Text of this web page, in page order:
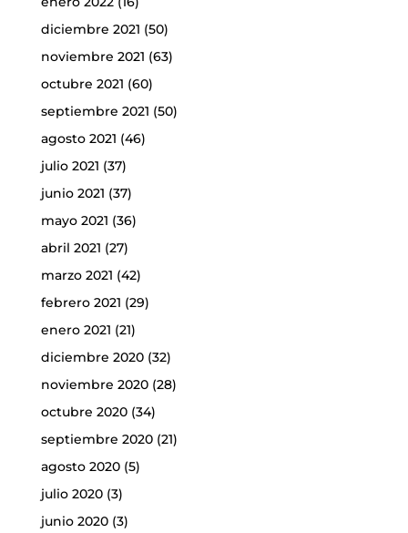
diciembre 2021 (50)
noviembre 2021 (63)
octubre 2021 (60)
septiembre 2021 (50)
agosto 2021 (46)
julio 2021 (37)
junio 2021 (37)
mayo 2021 (36)
abril 2021 (27)
marzo 2021 (42)
febrero 2021 (29)
enero 2021 (21)
diciembre 2020(32)
noviembre 2020(28)
octubre 2020(34)
septiembre 2020(21)
agosto 2020(5)
julio 2020(3)
junio 2020(3)